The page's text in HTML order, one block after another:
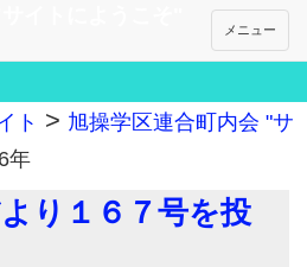
メニュー
ト > 旭操学区連合町内会 "サ
年
り１６７号を投